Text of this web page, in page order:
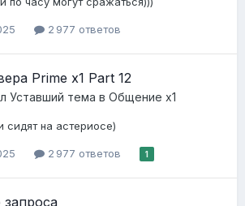
2 977 ответов
Prime x1 Part 12
Уставший тема в Общение x1
сидят на астериосе)
2 977 ответов 1